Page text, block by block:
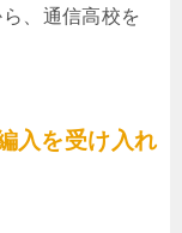
、通信高校を
入を受け入れ